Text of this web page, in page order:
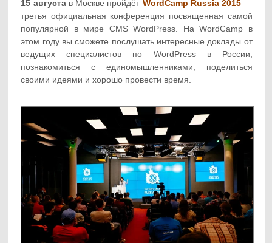
15 августав Москве пройдёт WordCamp Russia 2015 —
третья официальная конференция посвященная самой
популярной в мире CMS WordPress. На WordCamp в
этом году вы сможете послушать интересные доклады от
ведущих специалистов по WordPress в России,
познакомиться с единомышленниками, поделиться
своими идеями и хорошо провести время.